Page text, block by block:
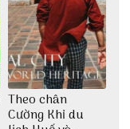
Theo chân
Cường Khỉ du